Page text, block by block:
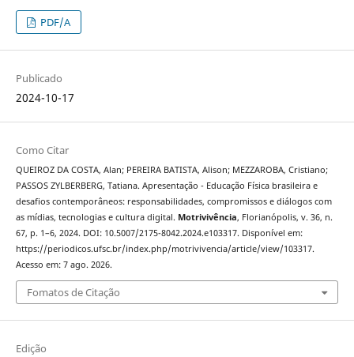
PDF/A
Publicado
2024-10-17
Como Citar
QUEIROZ DA COSTA, Alan; PEREIRA BATISTA, Alison; MEZZAROBA, Cristiano;
PASSOS ZYLBERBERG, Tatiana. Apresentação - Educação Física brasileira e
desafios contemporâneos: responsabilidades, compromissos e diálogos com
as mídias, tecnologias e cultura digital. Motrivivência, Florianópolis, v. 36, n.
67, p. 1–6, 2024. DOI: 10.5007/2175-8042.2024.e103317. Disponível em:
https://periodicos.ufsc.br/index.php/motrivivencia/article/view/103317.
Acesso em: 7 ago. 2026.
Fomatos de Citação
Edição